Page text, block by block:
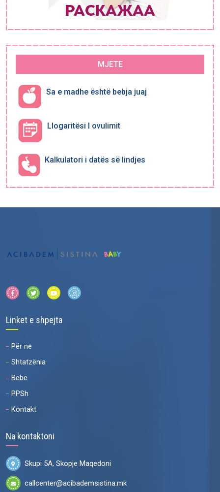
MJETE
Sa e madhe është bebja juaj
Llogaritësi I ovulimit
Kalkulatori i datës së lindjes
Linket e shpejta
Për ne
Shtatzënia
Bebe
PPSh
Kontakt
Na kontaktoni
Skupi 5A, Skopje Maqedoni
callcenter@acibademsistina.mk